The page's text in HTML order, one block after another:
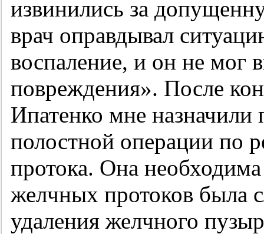
извинились за
врач оправдывал
воспаление, и он не мог
повреждения». После
Ипатенко мне назначили
полостной операции по
протока. Она
желчных протоков была
удаления желчного